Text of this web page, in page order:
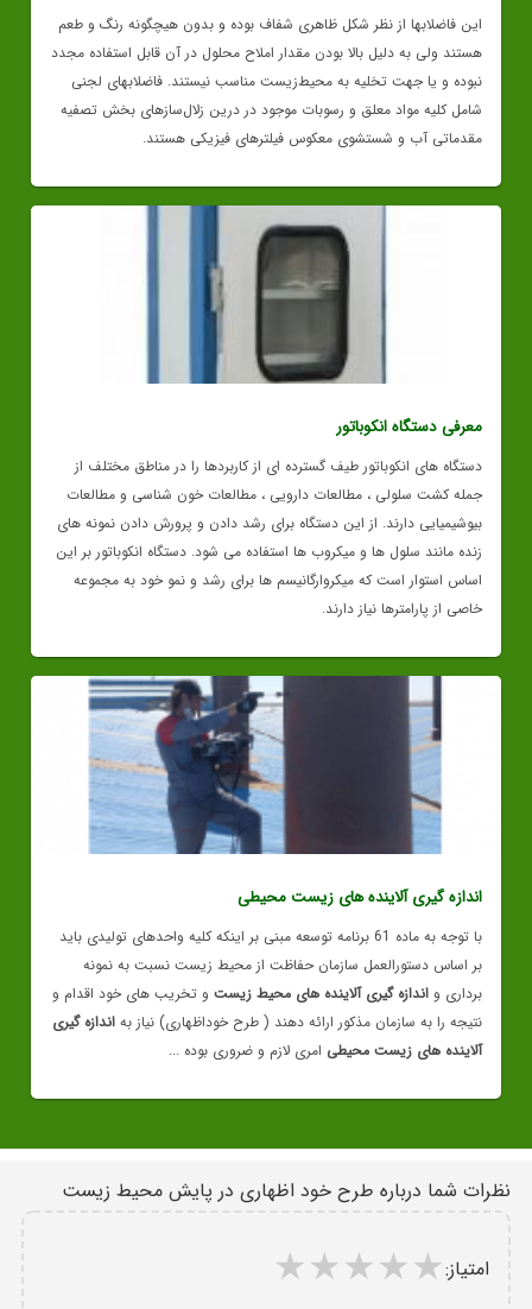
این فاضلابها از نظر شکل ظاهری شفاف بوده و بدون هیچگونه رنگ و طعم
هستند ولی به دلیل بالا بودن مقدار املاح محلول در آن قابل استفاده مجدد
نبوده و یا جهت تخلیه به محیط‌زیست مناسب نیستند. فاضلابهای لجنی
شامل کلیه مواد معلق و رسوبات موجود در درین زلال‌سازهای بخش تصفیه
مقدماتی آب و شستشوی معکوس فیلترهای فیزیکی هستند.
معرفی دستگاه انکوباتور
دستگاه های انکوباتور طیف گسترده ای از کاربردها را در مناطق مختلف از
جمله کشت سلولی ، مطالعات دارویی ، مطالعات خون شناسی و مطالعات
بیوشیمیایی دارند. از این دستگاه برای رشد دادن و پرورش دادن نمونه های
زنده مانند سلول ها و میکروب ها استفاده می شود. دستگاه انکوباتور بر این
اساس استوار است که میکروارگانیسم ها برای رشد و نمو خود به مجموعه
خاصی از پارامترها نیاز دارند.
اندازه گیری آلاینده های زیست محیطی
با توجه به ماده 61 برنامه توسعه مبنی بر اینکه کلیه واحدهای تولیدی باید
بر اساس دستورالعمل سازمان حفاظت از محیط زیست نسبت به نمونه
برداری و اندازه گیری آلاینده های محیط زیست و تخریب های خود اقدام و
نتیجه را به سازمان مذکور ارائه دهند ( طرح خوداظهاری) نیاز به اندازه گیری
آلاینده های زیست محیطی امری لازم و ضروری بوده ...
نظرات شما درباره طرح خود اظهاری در پایش محیط زیست
امتیاز: